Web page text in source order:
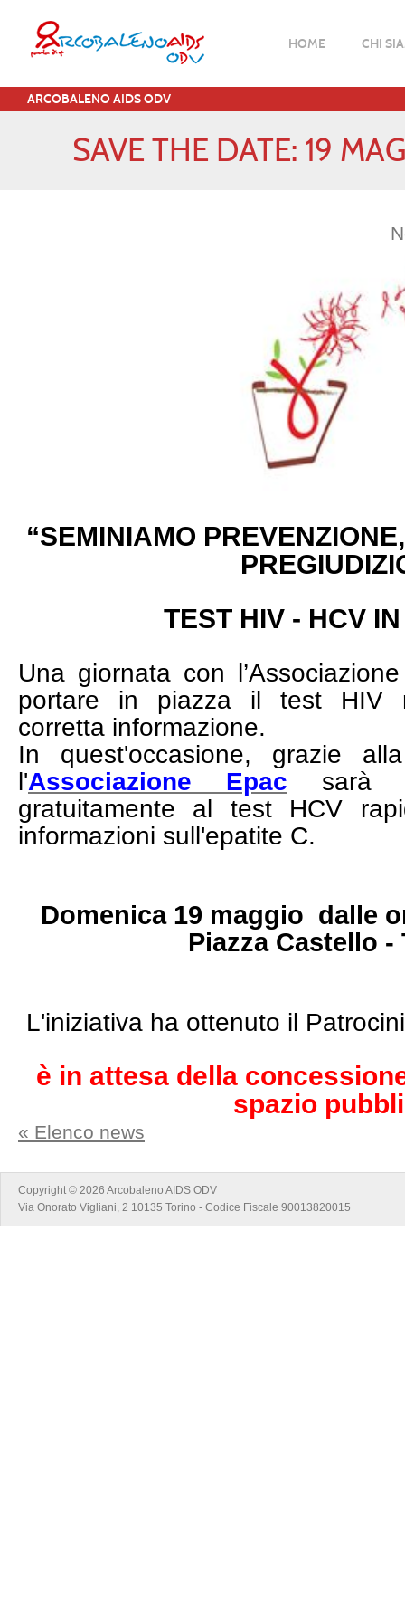
HOME CHI
ARCOBALENO AIDS ODV
SAVE THE DATE: 19
“SEMINIAMO
TEST HIV - HCV
Una giornata con
portare in piazza il test HIV
corretta informazione.
In quest'occasione, grazie
l'Associazione Epac sarà
gratuitamente al test HCV
informazioni sull'epatite C.
Domenica 19 maggio dalle
Piazza Castello -
L'iniziativa ha ottenuto il
è in attesa della
spazio
« Elenco news
Copyright © 2026 Arcobaleno AIDS ODV
Via Onorato Vigliani, 2 10135 Torino - Codice Fiscale 90013820015